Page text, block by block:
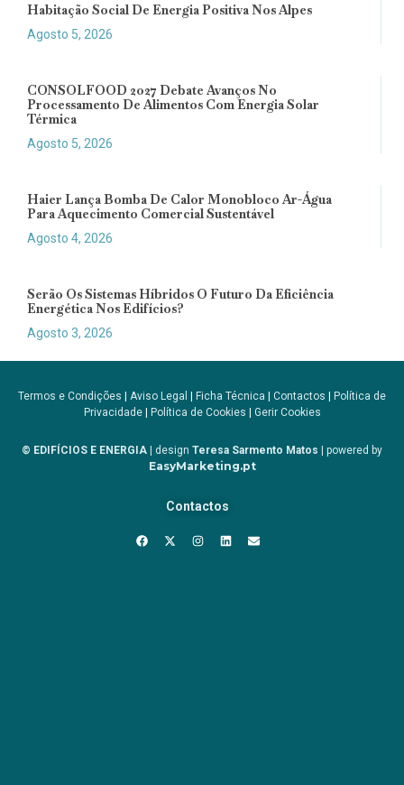
Habitação Social De Energia Positiva Nos Alpes
Agosto 5, 2026
CONSOLFOOD 2027 Debate Avanços No
Processamento De Alimentos Com Energia Solar
Térmica
Agosto 5, 2026
Haier Lança Bomba De Calor Monobloco Ar-Água
Para Aquecimento Comercial Sustentável
Agosto 4, 2026
Serão Os Sistemas Híbridos O Futuro Da Eficiência
Energética Nos Edifícios?
Agosto 3, 2026
Termos e Condições | Aviso Legal | Ficha Técnica | Contactos | Política de
Privacidade| Política de Cookies | Gerir Cookies
© EDIFÍCIOS E ENERGIA | design Teresa Sarmento Matos | powered by
EasyMarketing.pt
Contactos